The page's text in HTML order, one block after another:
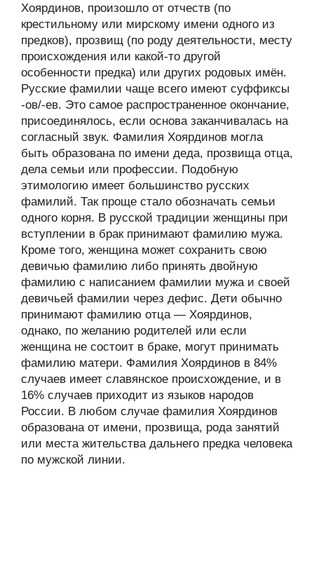
Хоярдинов, произошло от отчеств (по
крестильному или мирскому имени одного из
предков), прозвищ (по роду деятельности, месту
происхождения или какой-то другой
особенности предка) или других родовых имён.
Русские фамилии чаще всего имеют суффиксы
-ов/-ев. Это самое распространенное окончание,
присоединялось, если основа заканчивалась на
согласный звук. Фамилия Хоярдинов могла
быть образована по имени деда, прозвища отца,
дела семьи или профессии. Подобную
этимологию имеет большинство русских
фамилий. Так проще стало обозначать семьи
одного корня. В русской традиции женщины при
вступлении в брак принимают фамилию мужа.
Кроме того, женщина может сохранить свою
девичью фамилию либо принять двойную
фамилию с написанием фамилии мужа и своей
девичьей фамилии через дефис. Дети обычно
принимают фамилию отца — Хоярдинов,
однако, по желанию родителей или если
женщина не состоит в браке, могут принимать
фамилию матери. Фамилия Хоярдинов в 84%
случаев имеет славянское происхождение, и в
16% случаев приходит из языков народов
России. В любом случае фамилия Хоярдинов
образована от имени, прозвища, рода занятий
или места жительства дальнего предка человека
по мужской линии.